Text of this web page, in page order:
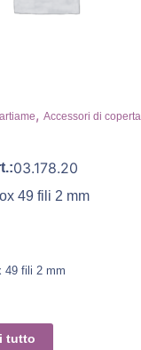
, Accessori di coperta
03.178.20
49 fili 2 mm
49 fili 2 mm
tutto